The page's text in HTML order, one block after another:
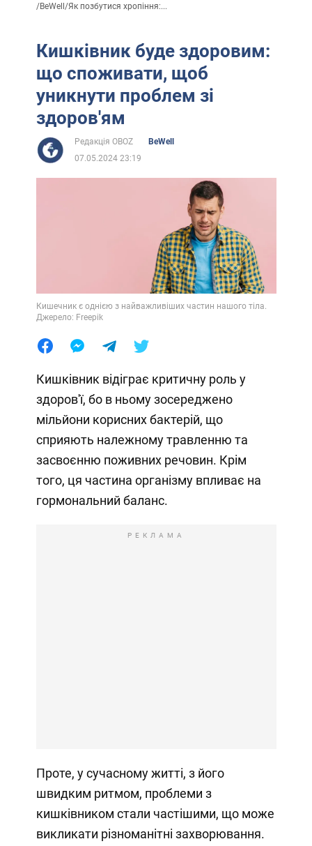
/BeWell/Як позбутися хропіння:...
Кишківник буде здоровим:
що споживати, щоб
уникнути проблем зі
здоров'ям
Редакція OBOZ
BeWell
07.05.2024 23:19
Кишечник є однією з найважливіших частин нашого тіла.
Джерело: Freepik
Кишківник відіграє критичну роль у
здоров'ї, бо в ньому зосереджено
мільйони корисних бактерій, що
сприяють належному травленню та
засвоєнню поживних речовин. Крім
того, ця частина організму впливає на
гормональний баланс.
РЕКЛАМА
Проте, у сучасному житті, з його
швидким ритмом, проблеми з
кишківником стали частішими, що може
викликати різноманітні захворювання.